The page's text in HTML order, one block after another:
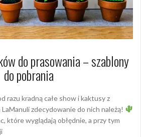
do prasowania – szablony
do pobrania
razu kradną całe show i kaktusy z
zdecydowanie do nich należą!
które wyglądają obłędnie, a przy tym